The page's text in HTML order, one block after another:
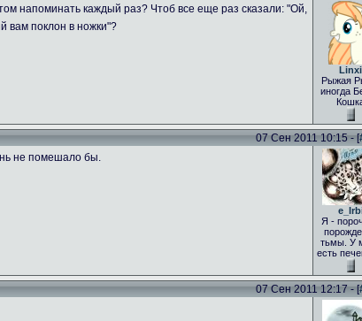
напоминать каждый раз? Чтоб все еще раз сказали: "Ой,
вам поклон в ножки"?
Linxi
Рыжая
иногда
07 Сен 2011 10:15 - [
не помешало бы.
Я -
тьмы. У
есть
07 Сен 2011 12:17 - [